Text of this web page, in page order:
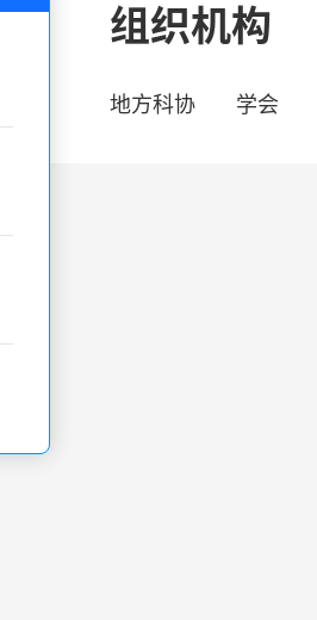
组织机构
地方科协 学会